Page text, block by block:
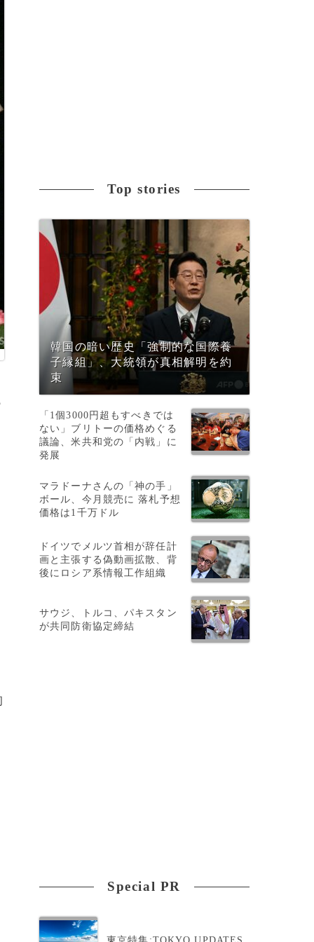
Top stories
韓国の暗い歴史「強制的な国際養
子縁組」、大統領が真相解明を約
束
「1個3000円超もすべきでは
ない」ブリトーの価格めぐる
議論、米共和党の「内戦」に
発展
マラドーナさんの「神の手」
ボール、今月競売に 落札予想
価格は1千万ドル
ドイツでメルツ首相が辞任計
画と主張する偽動画拡散、背
後にロシア系情報工作組織
サウジ、トルコ、パキスタン
が共同防衛協定締結
Special PR
東京特集:TOKYO UPDATES